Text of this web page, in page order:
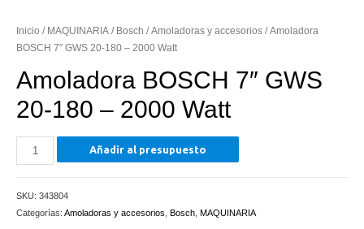
Inicio / MAQUINARIA / Bosch /Amoladoras y accesorios / Amoladora
BOSCH 7″ GWS 20-180 – 2000 Watt
Amoladora BOSCH 7″ GWS
20-180 – 2000 Watt
Amoladora
BOSCH
GWS
20-
Añadir al presupuesto
SKU: 343804
Categorías: Amoladoras y accesorios Bosch MAQUINARIA